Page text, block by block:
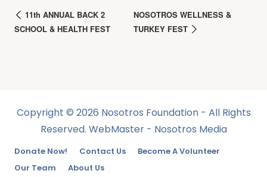
11th ANNUAL BACK 2
SCHOOL & HEALTH FEST
NOSOTROS WELLNESS &
TURKEY FEST
Copyright © 2026 Nosotros Foundation - All Rights
Reserved. WebMaster - Nosotros Media
Donate Now! Contact Us
Become A Volunteer
Our Team
About Us